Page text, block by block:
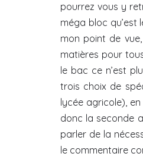
pourrez vous y
méga bloc qu’est
mon point de
matières pour
le bac ce n’est
trois choix de
lycée agricole),
donc la seconde
parler de la
le commentaire